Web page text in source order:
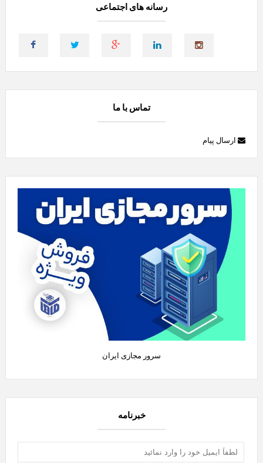
رسانه های اجتماعی
تماس با ما
ارسال پیام
سرور مجازی ایران
خبرنامه